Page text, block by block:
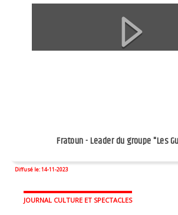
Fratoun - Leader du groupe "Les
Diffusé le: 14-11-2023
JOURNAL CULTURE ET SPECTACLES